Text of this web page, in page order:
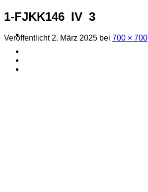
1-FJKK146_IV_3
Veröffentlicht 2. März 2025 bei 700 × 700